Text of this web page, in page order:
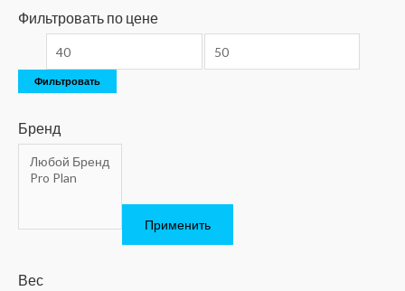
Фильтровать по цене
Фильтровать
Бренд
Применить
Вес